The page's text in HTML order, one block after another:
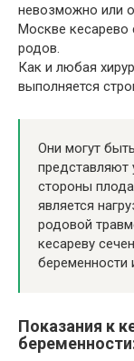
невозможно или
Москве кесарево
родов.
Как и любая
выполняется
Они могут
представляют
стороны
является
родовой
кесареву
беременности
Показания к